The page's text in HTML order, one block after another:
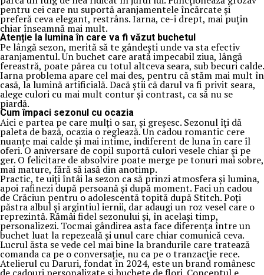
pentru cei care nu suportă aranjamentele încărcate și
preferă ceva elegant, restrâns. Iarna, ce-i drept, mai puțin
chiar înseamnă mai mult.
Atenție la lumina în care va fi văzut buchetul
Pe lângă sezon, merită să te gândești unde va sta efectiv
aranjamentul. Un buchet care arată impecabil ziua, lângă
fereastră, poate părea cu totul altceva seara, sub becuri calde.
Iarna problema apare cel mai des, pentru că stăm mai mult în
casă, la lumină artificială. Dacă știi că darul va fi privit seara,
alege culori cu mai mult contur și contrast, ca să nu se
piardă.
Cum împaci sezonul cu ocazia
Aici e partea pe care mulți o sar, și greșesc. Sezonul îți dă
paleta de bază, ocazia o reglează. Un cadou romantic cere
nuanțe mai calde și mai intime, indiferent de luna în care îl
oferi. O aniversare de copil suportă culori vesele chiar și pe
ger. O felicitare de absolvire poate merge pe tonuri mai sobre,
mai mature, fără să iasă din anotimp.
Practic, te uiți întâi la sezon ca să prinzi atmosfera și lumina,
apoi rafinezi după persoană și după moment. Faci un cadou
de Crăciun pentru o adolescentă topită după Stitch. Poți
păstra albul și argintiul iernii, dar adaugi un roz vesel care o
reprezintă. Rămâi fidel sezonului și, în același timp,
personalizezi. Tocmai gândirea asta face diferența între un
buchet luat la repezeală și unul care chiar comunică ceva.
Lucrul ăsta se vede cel mai bine la brandurile care tratează
comanda ca pe o conversație, nu ca pe o tranzacție rece.
Atelierul cu Daruri, fondat în 2024, este un brand românesc